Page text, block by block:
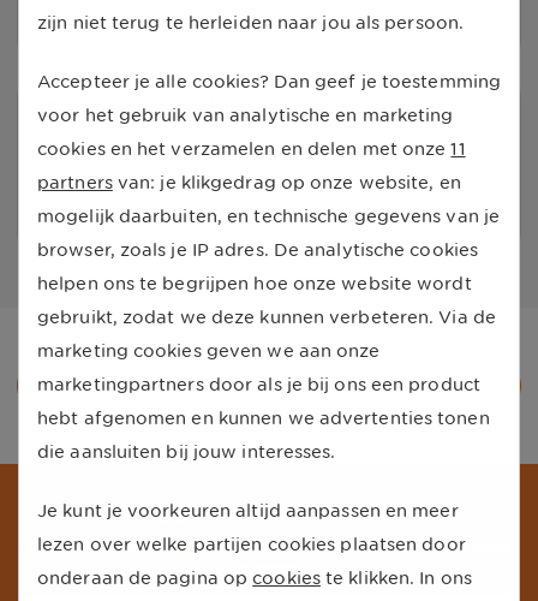
Bekijk zorgverzekeringen
Meer vergoedingen
Openbaar vervoer van en naar een behandeling
Taxivervoer van en naar een behandeling
Vervoer na een behandeling
Terug naar alle vergoedingen
Schrijf je in voor onze nieuwsbrief
Ontvang de beste aanbiedingen en persoonlijk advies van onze
experts.
zijn niet terug te herleiden naar jou als persoon.
Accepteer je alle cookies? Dan geef je toestemming
voor het gebruik van analytische en marketing
cookies en het verzamelen en delen met onze 11
partners van: je klikgedrag op onze website, en
mogelijk daarbuiten, en technische gegevens van je
browser, zoals je IP adres. De analytische cookies
helpen ons te begrijpen hoe onze website wordt
gebruikt, zodat we deze kunnen verbeteren. Via de
marketing cookies geven we aan onze
marketingpartners door als je bij ons een product
hebt afgenomen en kunnen we advertenties tonen
die aansluiten bij jouw interesses.
Je kunt je voorkeuren altijd aanpassen en meer
lezen over welke partijen cookies plaatsen door
onderaan de pagina op cookies te klikken. In ons